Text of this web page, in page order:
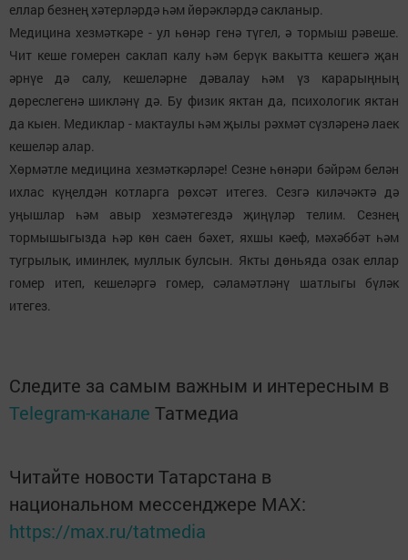
еллар безнең хәтерләрдә һәм йөрәкләрдә сакланыр.
Медицина хезмәткәре - ул һөнәр генә түгел, ә тормыш рәвеше.
Чит кеше гомерен саклап калу һәм берүк вакытта кешегә җан
әрнүе дә салу, кешеләрне дәвалау һәм үз карарыңның
дөреслегенә шикләнү дә. Бу физик яктан да, психологик яктан
да кыен. Медиклар - мактаулы һәм җылы рәхмәт сүзләренә лаек
кешеләр алар.
Хөрмәтле медицина хезмәткәрләре! Сезне һөнәри бәйрәм белән
ихлас күңелдән котларга рөхсәт итегез. Сезгә киләчәктә дә
уңышлар һәм авыр хезмәтегездә җиңүләр телим. Сезнең
тормышыгызда һәр көн саен бәхет, яхшы кәеф, мәхәббәт һәм
тугрылык, иминлек, муллык булсын. Якты дөньяда озак еллар
гомер итеп, кешеләргә гомер, сәламәтләнү шатлыгы бүләк
итегез.
Следите за самым важным и интересным в
Telegram-канале Татмедиа
Читайте новости Татарстана в
национальном мессенджере MАХ:
https://max.ru/tatmedia